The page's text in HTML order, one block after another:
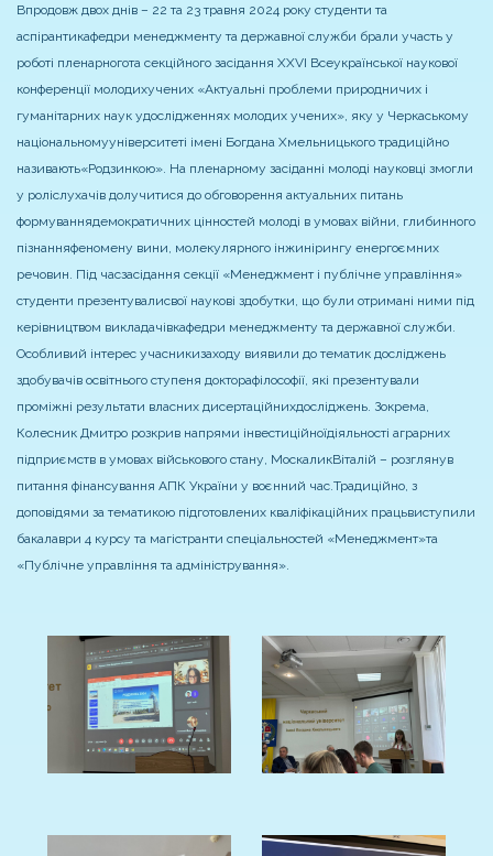
Впродовж двох днів – 22 та 23 травня 2024 року студенти та
аспірантикафедри менеджменту та державної служби брали участь у
роботі пленарногота секційного засідання XXVI Всеукраїнської наукової
конференції молодихучених «Актуальні проблеми природничих і
гуманітарних наук удослідженнях молодих учених», яку у Черкаському
національномууніверситеті імені Богдана Хмельницького традиційно
називають«Родзинкою». На пленарному засіданні молоді науковці змогли
у роліслухачів долучитися до обговорення актуальних питань
формуваннядемократичних цінностей молоді в умовах війни, глибинного
пізнанняфеномену вини, молекулярного інжинірингу енергоємних
речовин. Під часзасідання секції «Менеджмент і публічне управління»
студенти презентувалисвої наукові здобутки, що були отримані ними під
керівництвом викладачівкафедри менеджменту та державної служби.
Особливий інтерес учасникизаходу виявили до тематик досліджень
здобувачів освітнього ступеня докторафілософії, які презентували
проміжні результати власних дисертаційнихдосліджень. Зокрема,
Колесник Дмитро розкрив напрями інвестиційноїдіяльності аграрних
підприємств в умовах військового стану, МоскаликВіталій – розглянув
питання фінансування АПК України у воєнний час.Традиційно, з
доповідями за тематикою підготовлених кваліфікаційних працьвиступили
бакалаври 4 курсу та магістранти спеціальностей «Менеджмент»та
«Публічне управління та адміністрування».